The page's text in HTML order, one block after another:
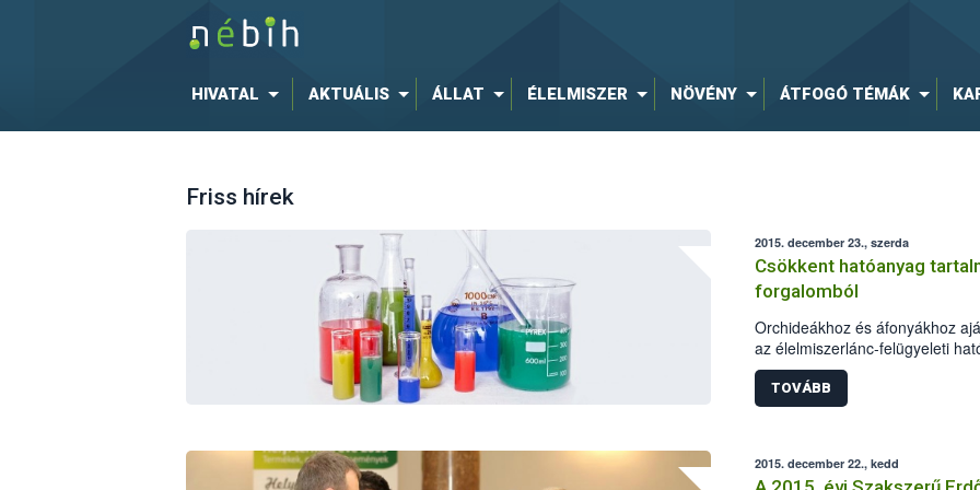
HIVATAL AKTUÁLIS ÁLLAT ÉLELMISZER NÖVÉNY ÁTFOGÓ TÉMÁK
Friss hírek
2015. december 23., szerda
Csökkent hatóanyag
forgalomból
Orchideákhoz és áfonyákhoz
az élelmiszerlánc-felügyeleti
biztonsági Hivatal (NÉBIH)
magnézium tartalma 2%
tartalmú Garri tápoldatok
kereskedelmi gyakorlat
TOVÁBB
2015. december 22., kedd